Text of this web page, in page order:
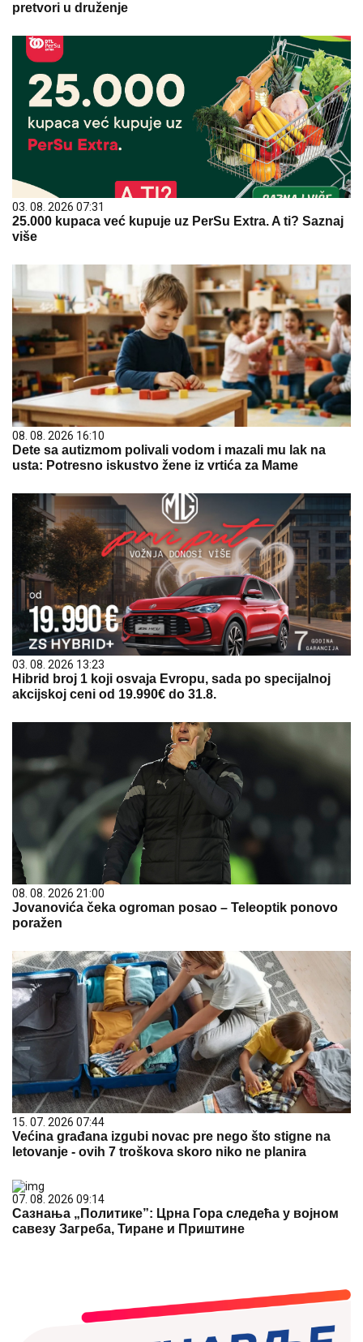
pretvori u druženje
03. 08. 2026 07:31
25.000 kupaca već kupuje uz PerSu Extra. A ti? Saznaj
više
08. 08. 2026 16:10
Dete sa autizmom polivali vodom i mazali mu lak na
usta: Potresno iskustvo žene iz vrtića za Mame
03. 08. 2026 13:23
Hibrid broj 1 koji osvaja Evropu, sada po specijalnoj
akcijskoj ceni od 19.990€ do 31.8.
08. 08. 2026 21:00
Jovanovića čeka ogroman posao – Teleoptik ponovo
poražen
15. 07. 2026 07:44
Većina građana izgubi novac pre nego što stigne na
letovanje - ovih 7 troškova skoro niko ne planira
07. 08. 2026 09:14
Сазнања „Политике”: Црна Гора следећа у војном
савезу Загреба, Тиране и Приштине